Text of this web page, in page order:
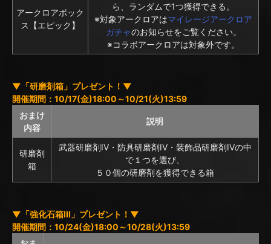
アークロアボック
ス【エピック】
ら、ランダムで1つ獲得できる。
※対象アークロアはマイレージアークロア
ガチャのお知らせをご覧ください。
※コラボアークロアは対象外です。
▼「研磨剤箱」プレゼント！▼
開催期間：10/17(金)18:00～10/21(火)13:59
おまけ
内容
説明
研磨剤
箱
武器研磨剤IV・防具研磨剤IV・装飾品研磨剤IVの中
で１つを選び、
５０個の研磨剤を獲得できる箱
▼「強化石箱III」プレゼント！▼
開催期間：10/24(金)18:00～10/28(火)13:59